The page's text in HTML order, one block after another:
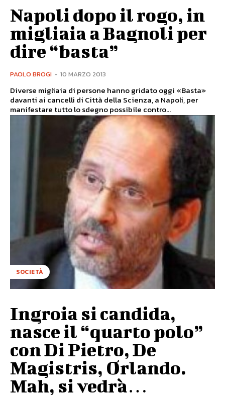
Napoli dopo il rogo, in
migliaia a Bagnoli per
dire “basta”
PAOLO BROGI - 10 MARZO 2013
Diverse migliaia di persone hanno gridato oggi «Basta»
davanti ai cancelli di Città della Scienza, a Napoli, per
manifestare tutto lo sdegno possibile contro...
SOCIETÀ
Ingroia si candida,
nasce il “quarto polo”
con Di Pietro, De
Magistris, Orlando.
Mah, si vedrà…